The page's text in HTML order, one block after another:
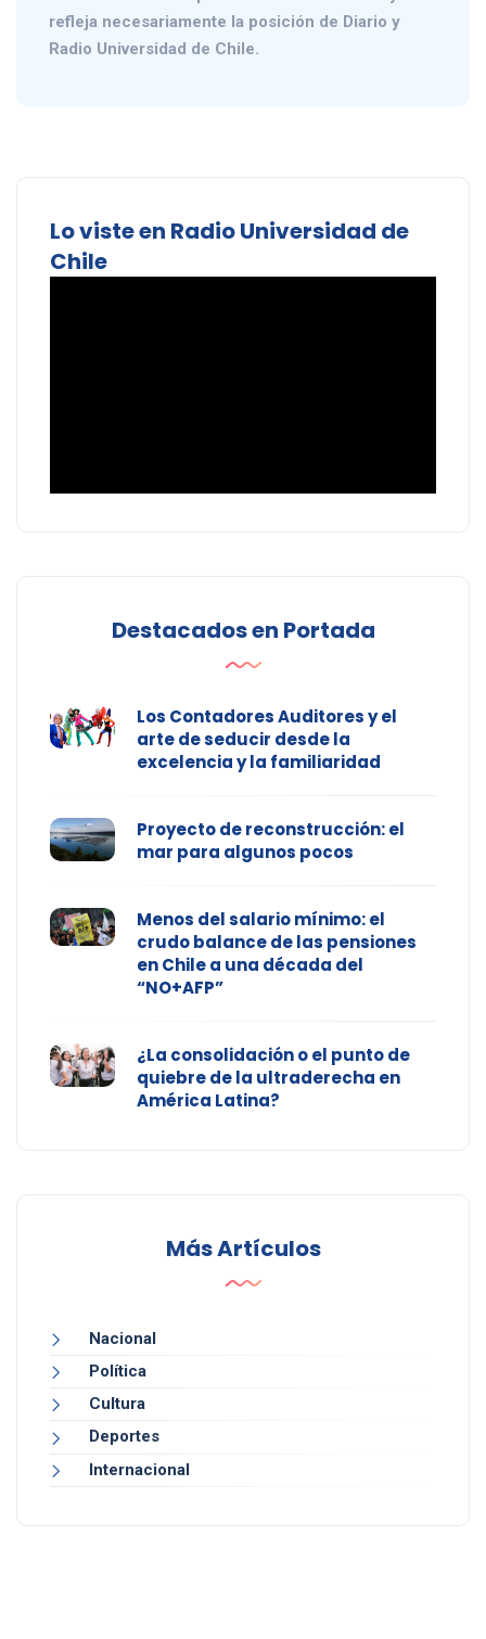
refleja necesariamente la posición de Diario y
Radio Universidad de Chile.
Lo viste en Radio Universidad de
Chile
Destacados en Portada
Los Contadores Auditores y el
arte de seducir desde la
excelencia y la familiaridad
Proyecto de reconstrucción: el
mar para algunos pocos
Menos del salario mínimo: el
crudo balance de las pensiones
en Chile a una década del
“NO+AFP”
¿La consolidación o el punto de
quiebre de la ultraderecha en
América Latina?
Más Artículos
Nacional
Política
Cultura
Deportes
Internacional